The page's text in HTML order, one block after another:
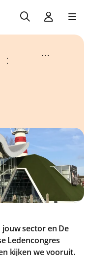
Zoeken
kom jij
sector en De
Ledencongres
kijken we vooruit.